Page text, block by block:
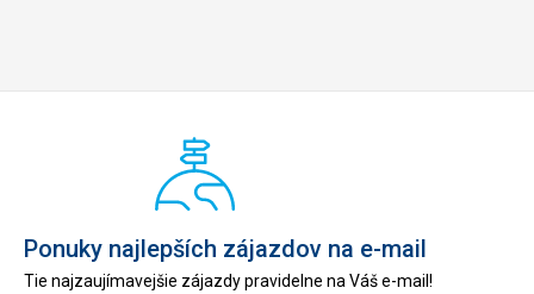
Ponuky najlepších zájazdov na e-mail
Tie najzaujímavejšie zájazdy pravidelne na Váš e-mail!